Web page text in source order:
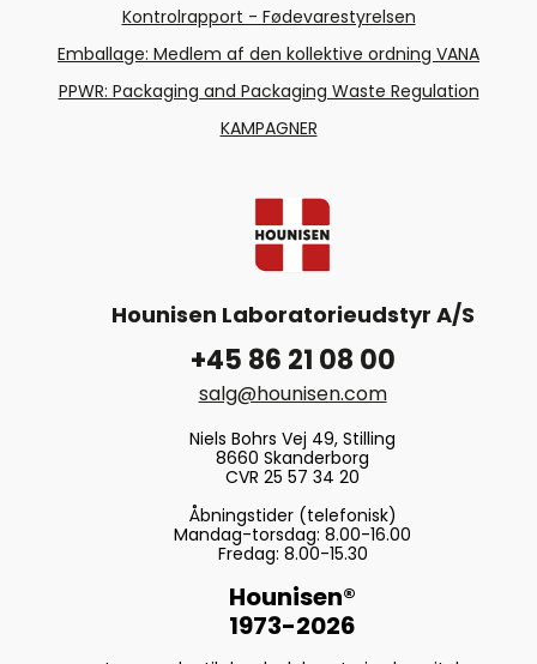
Kontrolrapport - Fødevarestyrelsen
Emballage: Medlem af den kollektive ordning VANA
PPWR: Packaging and Packaging Waste Regulation
KAMPAGNER
Hounisen Laboratorieudstyr A/S
+45 86 21 08 00
salg@hounisen.com
Niels Bohrs Vej 49, Stilling
8660 Skanderborg
CVR 25 57 34 20
Åbningstider (telefonisk)
Mandag-torsdag: 8.00-16.00
Fredag: 8.00-15.30
Hounisen®
1973-2026